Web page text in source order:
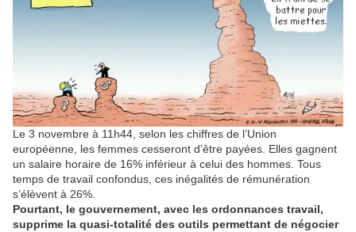
Le 3 novembre à 11h44, selon les chiffres de l’Union
européenne, les femmes cesseront d’être payées. Elles gagnent
un salaire horaire de 16% inférieur à celui des hommes. Tous
temps de travail confondus, ces inégalités de rémunération
s’élèvent à 26%.
Pourtant, le gouvernement, avec les ordonnances travail,
supprime la quasi-totalité des outils permettant de négocier